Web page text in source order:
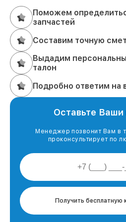
Поможем
запчастей
Составим точную
Выдадим
талон
Подробно ответим на
Оставьте Ваши
Менеджер позвонит Вам в
проконсультирует по
Получить бесплатную